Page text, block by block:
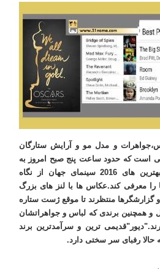
و مدل مو و آرایش ستارگان
است که حدود ساعت پنج صبح امروز به
وقت ما آغاز می شود تا بهترین های 2016 سینمای جهان از نگاه
را معرفی کند.عکاس ها با لنز های بزرگ
گزارشگرها منتظرند تا موقع ژست ستاره
و همچنین برندی که لباس و جواهراتشان
ترین و سرآمدترین برند
حالا رفبای سر سختی دارد.